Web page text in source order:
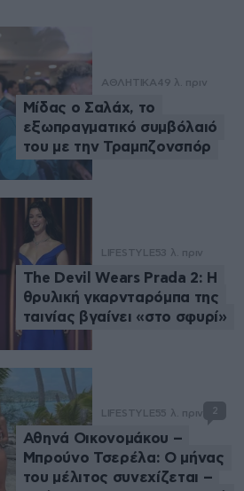
ΑΘΛΗΤΙΚΑ49 λ. πριν
Μίδας ο Σαλάχ, το
εξωπραγματικό συμβόλαιό
του με την Τραμπζονσπόρ
LIFESTYLE53 λ. πριν
The Devil Wears Prada 2: Η
θρυλική γκαρνταρόμπα της
ταινίας βγαίνει «στο σφυρί»
LIFESTYLE55 λ. πριν 2
Αθηνά Οικονομάκου –
Μπρούνο Τσερέλα: Ο μήνας
του μέλιτος συνεχίζεται –